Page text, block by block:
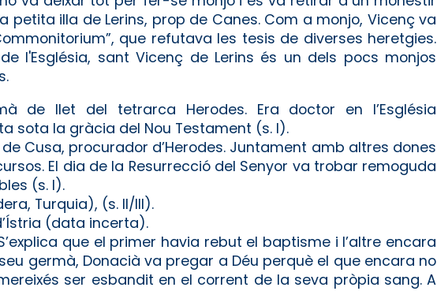
illa de Lerins, prop de Canes. Com a monjo, Vicenç va
que refutava les tesis de diverses heretgies.
l'Església, sant Vicenç de Lerins és un dels pocs monjos
de llet del tetrarca Herodes. Era doctor en l’Església
sota la gràcia del Nou Testament (s. I).
de Cusa, procurador d’Herodes. Juntament amb altres dones
El dia de la Resurrecció del Senyor va trobar remoguda
(s. I).
Turquia), (s. II/III).
(data incerta).
que el primer havia rebut el baptisme i l’altre encara
germà, Donacià va pregar a Déu perquè el que encara no
ser esbandit en el corrent de la seva pròpia sang. A